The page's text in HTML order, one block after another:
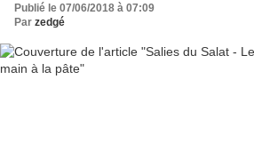
Publié le 07/06/2018 à 07:09
Par zedgé